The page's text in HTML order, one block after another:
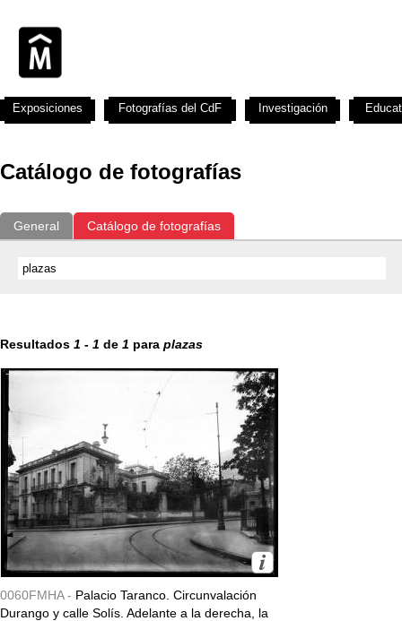
Catálogo de fotografías
General Catálogo de fotografías
Resultados 1 - 1 de 1 para plazas
0060FMHA - Palacio Taranco. Circunvalación
Durango y calle Solís. Adelante a la derecha, la
Exposiciones Fotografías del CdF Investigación